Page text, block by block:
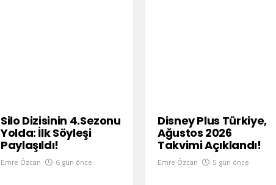
Silo Dizisinin 4.Sezonu
Yolda: İlk Söyleşi
Paylaşıldı!
Emre Özcan 6 gün önce
Disney Plus Türkiye,
Ağustos 2026
Takvimi Açıklandı!
Emre Özcan 5 gün önce